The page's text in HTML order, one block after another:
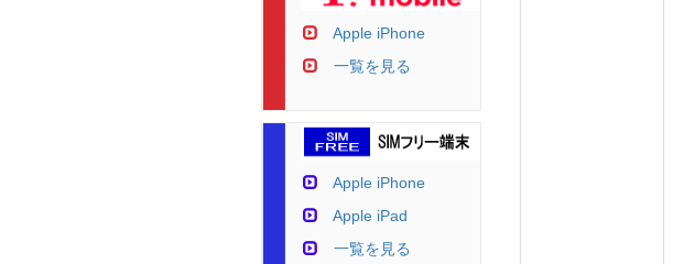
Apple iPhone
一覧を見る
Apple iPhone
Apple iPad
一覧を見る